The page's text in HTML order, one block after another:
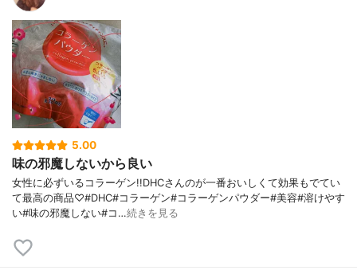
5.00
味の邪魔しないから良い
女性に必ずいるコラーゲン!!DHCさんのが一番おいしくて効果もでてい
て最高の商品♡#DHC#コラーゲン#コラーゲンパウダー#美容#溶けやす
い#味の邪魔しない#コ…続きを見る